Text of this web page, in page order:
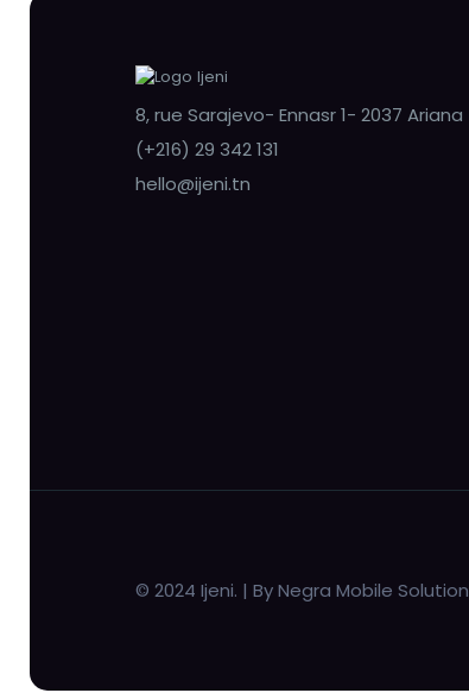
8, rue Sarajevo- Ennasr 1- 2037 Ariana
(+216) 29 342 131
hello@ijeni.tn
© 2024 Ijeni. | By Negra Mobile Solution